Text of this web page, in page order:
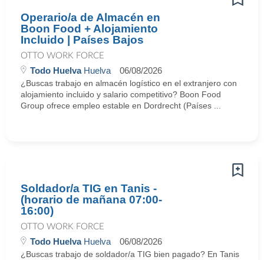
Operario/a de Almacén en
Boon Food + Alojamiento
Incluido | Países Bajos
OTTO WORK FORCE
Todo HuelvaHuelva 06/08/2026
¿Buscas trabajo en almacén logístico en el extranjero con
alojamiento incluido y salario competitivo? Boon Food
Group ofrece empleo estable en Dordrecht (Países ...
Soldador/a TIG en Tanis -
(horario de mañana 07:00-
16:00)
OTTO WORK FORCE
Todo HuelvaHuelva 06/08/2026
¿Buscas trabajo de soldador/a TIG bien pagado? En Tanis